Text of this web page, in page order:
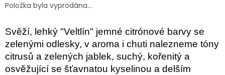
Položka byla vyprodána…
Svěží, lehký "Veltlín" jemné citrónové barvy se
zelenými odlesky, v aroma i chuti nalezneme tóny
citrusů a zelených jablek, suchý, kořenitý a
osvěžující se šťavnatou kyselinou a delším